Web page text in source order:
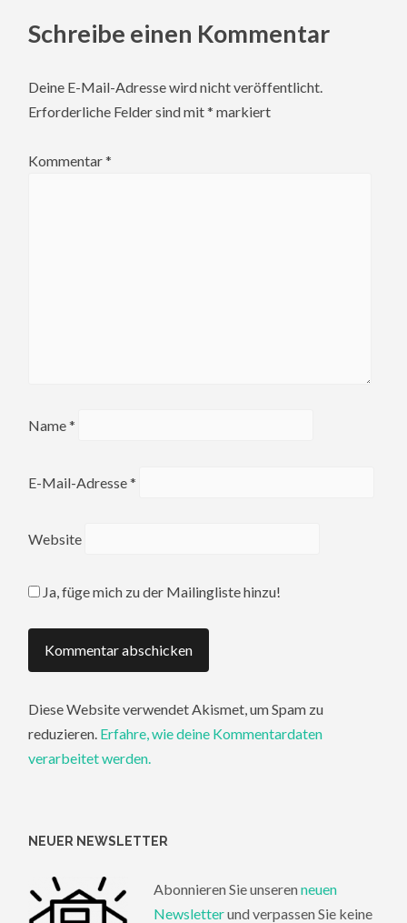
Schreibe einen Kommentar
Deine E-Mail-Adresse wird nicht veröffentlicht.
Erforderliche Felder sind mit* markiert
Kommentar*
Name*
E-Mail-Adresse*
Website
Ja, füge mich zu der Mailingliste hinzu!
Diese Website verwendet Akismet, um Spam zu
reduzieren. Erfahre, wie deine Kommentardaten
verarbeitet werden.
NEUER NEWSLETTER
Abonnieren Sie unseren neuen
Newsletterund verpassen Sie keine